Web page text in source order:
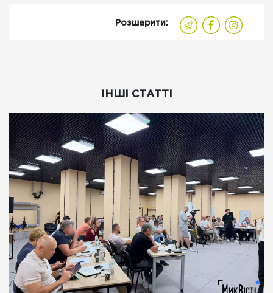
Розшарити:
ІНШІ СТАТТІ